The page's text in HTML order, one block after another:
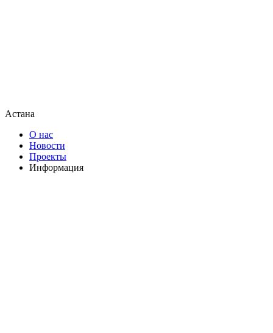
Астана
О нас
Новости
Проекты
Информация